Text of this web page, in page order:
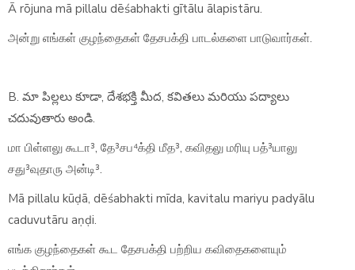
Ā rōjuna mā pillalu dēśabhakti gītālu ālapistāru.
அன்று எங்கள் குழந்தைகள் தேசபக்தி பாடல்களை பாடுவார்கள்.
B. మా పిల్లలు కూడా, దేశభక్తి మీద, కవితలు మరియు పద్యాలు
చదువుతారు అండి.
மா பிள்ளலு கூடா³, தே³சப⁴க்தி மீத³, கவிதலு மரியு பத்³யாலு
சது³வுதாரு அன்டி³.
Mā pillalu kūḍā, dēśabhakti mīda, kavitalu mariyu padyālu
caduvutāru aṇḍi.
எங்க குழந்தைகள் கூட தேசபக்தி பற்றிய கவிதைகளையும்